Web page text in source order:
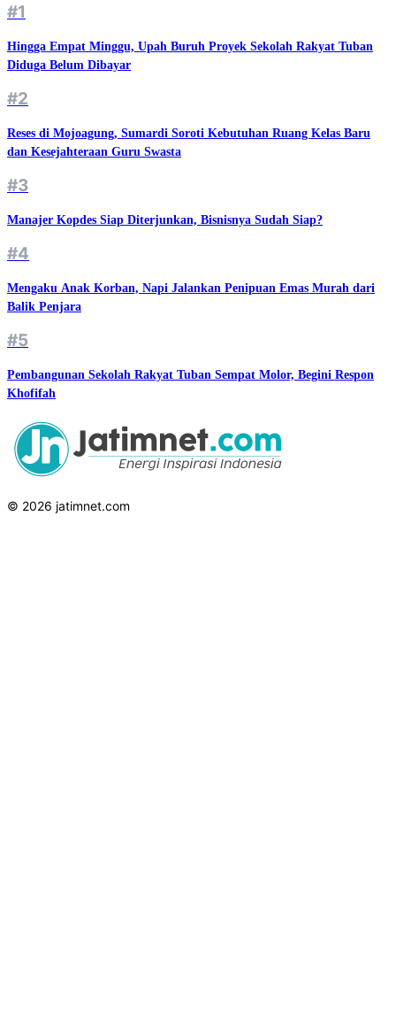
#1
Hingga Empat Minggu, Upah Buruh Proyek Sekolah Rakyat Tuban
Diduga Belum Dibayar
#2
Reses di Mojoagung, Sumardi Soroti Kebutuhan Ruang Kelas Baru
dan Kesejahteraan Guru Swasta
#3
Manajer Kopdes Siap Diterjunkan, Bisnisnya Sudah Siap?
#4
Mengaku Anak Korban, Napi Jalankan Penipuan Emas Murah dari
Balik Penjara
#5
Pembangunan Sekolah Rakyat Tuban Sempat Molor, Begini Respon
Khofifah
© 2026 jatimnet.com